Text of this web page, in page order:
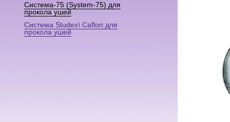
Система-75 (System-75) для
прокола ушей
Система Studex\ Caflon для
прокола ушей